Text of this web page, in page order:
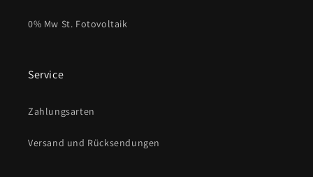
0% Mw St. Fotovoltaik
Service
Zahlungsarten
Versand und Rücksendungen